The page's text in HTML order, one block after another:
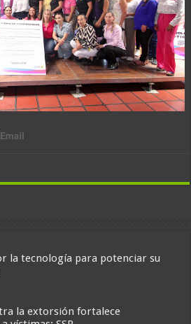
la tecnología para potenciar su
la extorsión fortalece